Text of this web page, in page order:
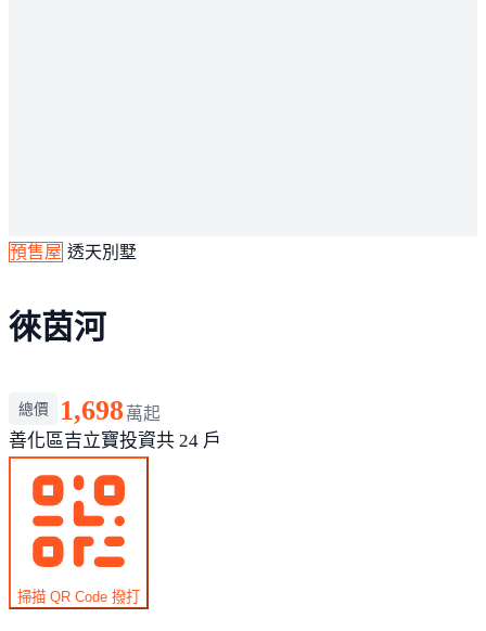
預售屋 透天別墅
徠茵河
總價 1,698萬起
善化區吉立寶投資共 24 戶
掃描 QR Code 撥打